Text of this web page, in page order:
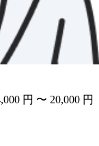
円 〜 20,000 円